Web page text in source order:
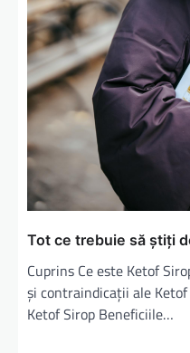
Tot ce trebuie să știți
Cuprins Ce este Ketof
și contraindicații ale
Ketof Sirop Beneficiile…